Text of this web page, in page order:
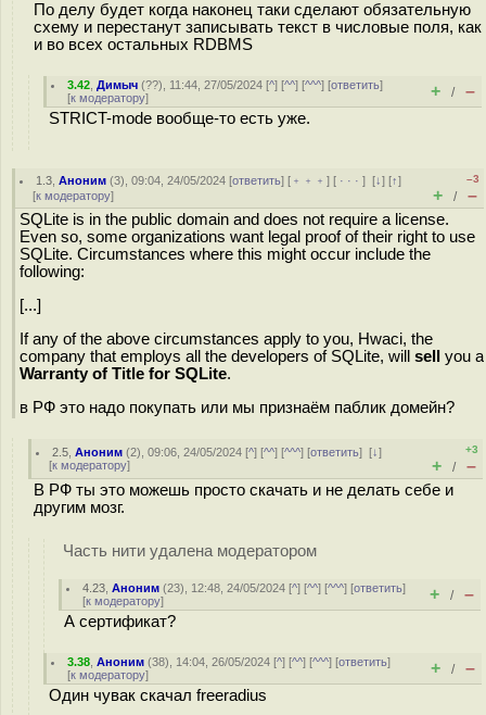
По делу будет когда наконец таки сделают обязательную
схему и перестанут записывать текст в числовые поля, как
и во всех остальных RDBMS
3.42 ,Димыч (??), 11:44, 27/05/2024 [^] [^^] [^^^] [ответить]
[к модератору] + / –
STRICT-mode вообще-то есть уже.
1.3 ,Аноним (3), 09:04, 24/05/2024 [ответить] [ ﹢﹢﹢] [ · · ·][↓] [↑]
[к модератору]
–3
+ / –
SQLite is in the public domain and does not require a license.
Even so, some organizations want legal proof of their right to use
SQLite. Circumstances where this might occur include the
following:
[...]
If any of the above circumstances apply to you, Hwaci, the
company that employs all the developers of SQLite, will sell
you a
Warranty of Title for SQLite.
в РФ это надо покупать или мы признаём паблик домейн?
2.5 ,Аноним (2), 09:06, 24/05/2024 [^] [^^] [^^^] [ответить][↓]
[к модератору]
+3
+ / –
В РФ ты это можешь просто скачать и не делать себе и
другим мозг.
Часть нити удалена модератором
4.23 ,Аноним (23), 12:48, 24/05/2024 [^] [^^] [^^^] [ответить]
[к модератору] + / –
А сертификат?
3.38 ,Аноним (38), 14:04, 26/05/2024 [^] [^^] [^^^] [ответить]
[к модератору] + / –
Один чувак скачал freeradius